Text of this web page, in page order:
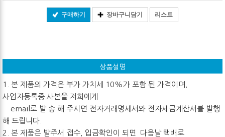
구매하기 장바구니담기 리스트
상품설명
1. 본 제품의 가격은 부가 가치세 10%가 포함 된 가격이며,
사업자등록증 사본을 저희에게
email로 발 송 해 주시면 전자거래명세서와 전자세금계산서를 발행
해 드립니다.
2. 본 제품은 발주서 접수, 입금확인이 되면 다음날 택배로